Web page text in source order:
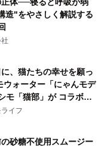
造"をやさしく解説する
に、猫たちの幸せを願っ
ウォーター「にゃんモデ
モ「猫部」が コラボキ
施
イフ
砂糖不使用スムージー